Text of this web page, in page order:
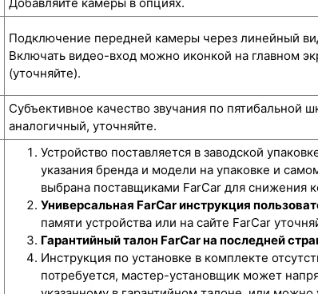
Подключение передней камеры через линейный
Включать видео-вход можно иконкой на главном
(уточняйте).
Субъективное качество звучания по пятибальной
аналогичный, уточняйте.
Устройство поставляется в заводской
указания бренда и модели на упаковке и
выбрана поставщиками FarCar для снижения
Универсальная FarCar инструкция
памяти устройства или на сайте FarCar
Гарантийный талон FarCar на последней
Инструкция по установке в комплекте
потребуется, мастер-установщик может